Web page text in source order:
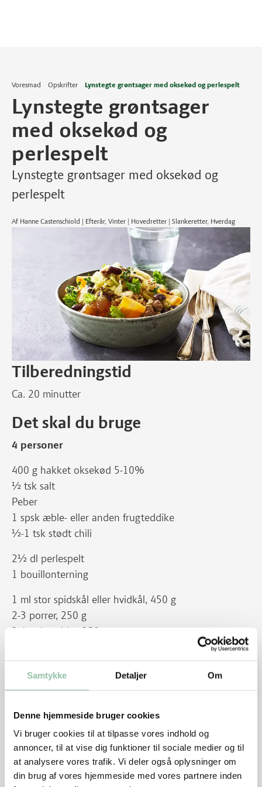
Samtykke Detaljer Om
Denne hjemmeside bruger cookies
Vi bruger cookies til at tilpasse vores indhold og
annoncer, til at vise dig funktioner til sociale medier og til
at analysere vores trafik. Vi deler også oplysninger om
din brug af vores hjemmeside med vores partnere inden
Voresmad Opskrifter Lynstegte grøntsager med oksekød og perlespelt
Lynstegte grøntsager
med oksekød og
perlespelt
Lynstegte grøntsager med oksekød og
perlespelt
Af Hanne Castenschiold | Efterår, Vinter | Hovedretter | Slankeretter, Hverdag
Tilberedningstid
Ca. 20 minutter
Det skal du bruge
4 personer
400 g hakket oksekød 5-10%
½ tsk salt
Peber
1 spsk æble- eller anden frugteddike
½-1 tsk stødt chili
2½ dl perlespelt
1 bouillonterning
1 ml stor spidskål eller hvidkål, 450 g
2-3 porrer, 250 g
3-4 gulerødder, 250 g
2 tsk sukker
200 g kogte kidney bønner
Friske krydderurter fx timian, ramsløg, purløg, persille
eller ærtespirer.
Tilbehør